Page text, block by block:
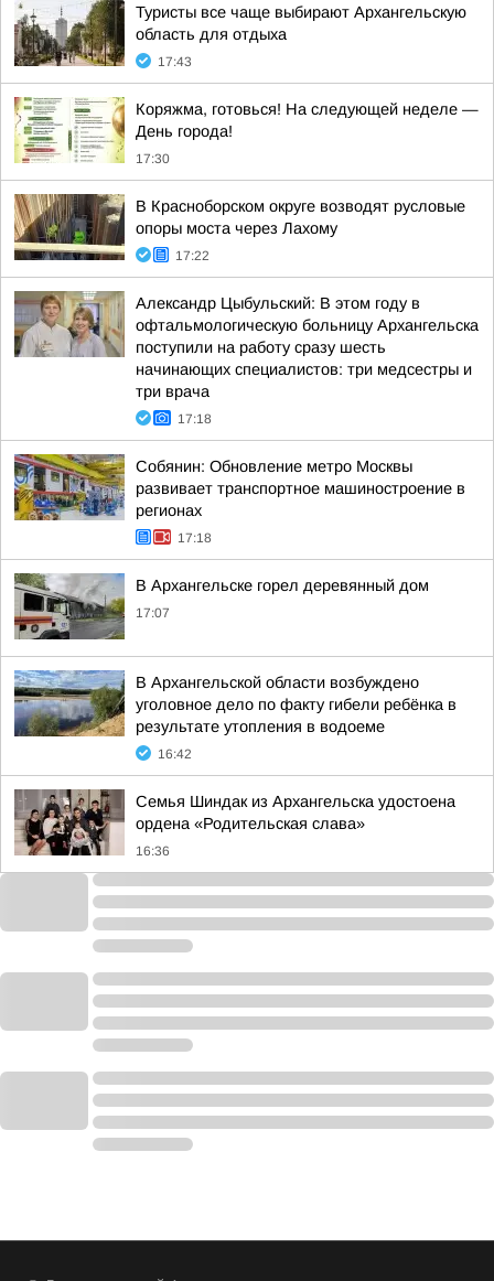
Туристы все чаще выбирают Архангельскую
область для отдыха
17:43
Коряжма, готовься! На следующей неделе —
День города!
17:30
В Красноборском округе возводят русловые
опоры моста через Лахому
17:22
Александр Цыбульский: В этом году в
офтальмологическую больницу Архангельска
поступили на работу сразу шесть
начинающих специалистов: три медсестры и
три врача
17:18
Собянин: Обновление метро Москвы
развивает транспортное машиностроение в
регионах
17:18
В Архангельске горел деревянный дом
17:07
В Архангельской области возбуждено
уголовное дело по факту гибели ребёнка в
результате утопления в водоеме
16:42
Семья Шиндак из Архангельска удостоена
ордена «Родительская слава»
16:36